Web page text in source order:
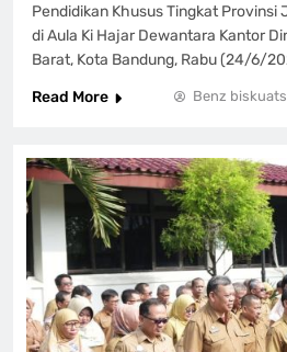
Pendidikan Khusus Tingkat Provinsi
di Aula Ki Hajar Dewantara Kantor
Barat, Kota Bandung, Rabu (24/6/
Read More
Benz